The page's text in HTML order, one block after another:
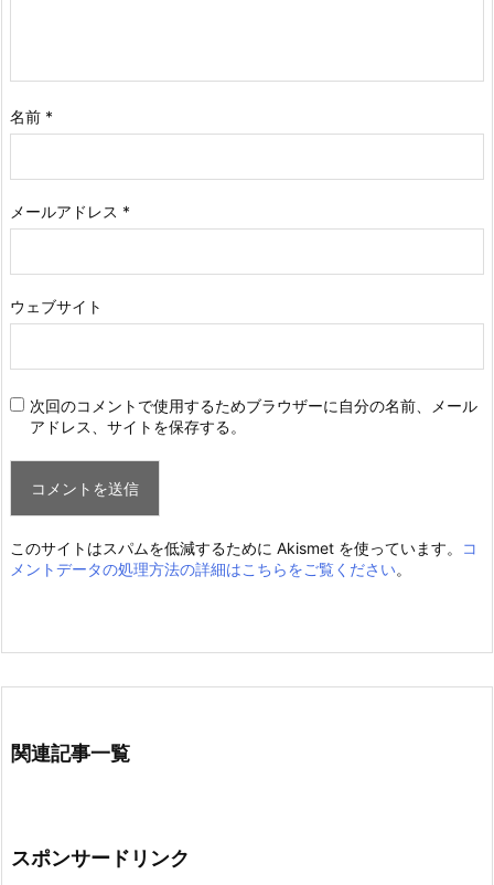
名前 *
メールアドレス *
ウェブサイト
次回のコメントで使用するためブラウザーに自分の名前、メール
アドレス、サイトを保存する。
このサイトはスパムを低減するために Akismet を使っています。
コ
メントデータの処理方法の詳細はこちらをご覧ください。
関連記事一覧
スポンサードリンク